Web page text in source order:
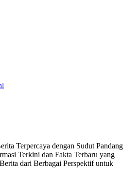
Terpercaya dengan Sudut Pandang
Terkini dan Fakta Terbaru yang
dari Berbagai Perspektif untuk